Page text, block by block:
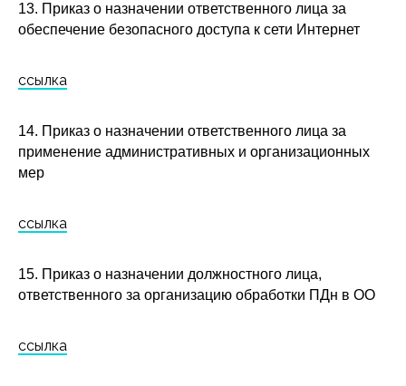
13. Приказ о назначении ответственного лица за
обеспечение безопасного доступа к сети Интернет
ссылка
14. Приказ о назначении ответственного лица за
применение административных и организационных
мер
ссылка
15. Приказ о назначении должностного лица,
ответственного за организацию обработки ПДн в ОО
ссылка